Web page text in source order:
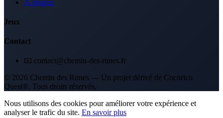
À propos
Jeux
Contact
📧 contact@chemin-des-runes.fr
© 2026 Chemin des Runes — Un projet dérivé de Cocorico
Quest®. Tous droits réservés.
Nous utilisons des cookies pour améliorer votre expérience et
analyser le trafic du site. En savoir plus